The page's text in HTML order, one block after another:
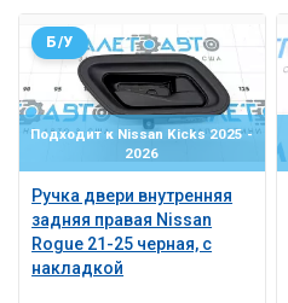
Подходит к Nissan Kicks 2025 -
2026
Ручка двери внутренняя
задняя правая Nissan
Rogue 21-25 черная, с
накладкой
Б/У